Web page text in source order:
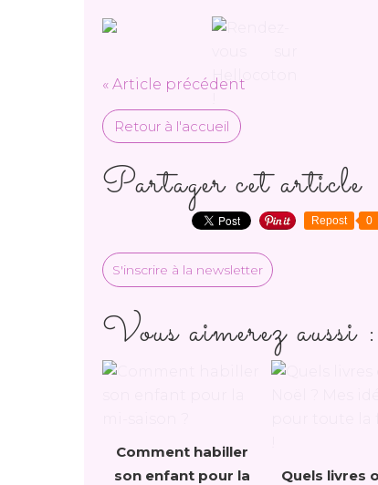
« Article précédent
Retour à l'accueil
Partager cet article
Repost 0
S'inscrire à la newsletter
Vous aimerez aussi :
Comment habiller
son enfant pour la
Quels livres